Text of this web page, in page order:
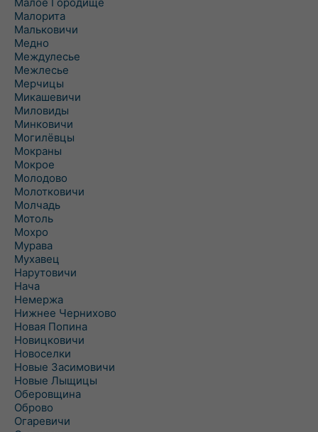
Малорита
Мальковичи
Медно
Междулесье
Межлесье
Мерчицы
Микашевичи
Миловиды
Минковичи
Могилёвцы
Мокраны
Мокрое
Молодово
Молотковичи
Молчадь
Мотоль
Мохро
Мурава
Мухавец
Нарутовичи
Нача
Немержа
Нижнее Чернихово
Новая Попина
Новицковичи
Новоселки
Новые Засимовичи
Новые Лыщицы
Оберовщина
Оброво
Огаревичи